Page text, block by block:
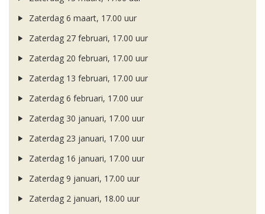
Zaterdag 6 maart, 17.00 uur
Zaterdag 27 februari, 17.00 uur
Zaterdag 20 februari, 17.00 uur
Zaterdag 13 februari, 17.00 uur
Zaterdag 6 februari, 17.00 uur
Zaterdag 30 januari, 17.00 uur
Zaterdag 23 januari, 17.00 uur
Zaterdag 16 januari, 17.00 uur
Zaterdag 9 januari, 17.00 uur
Zaterdag 2 januari, 18.00 uur